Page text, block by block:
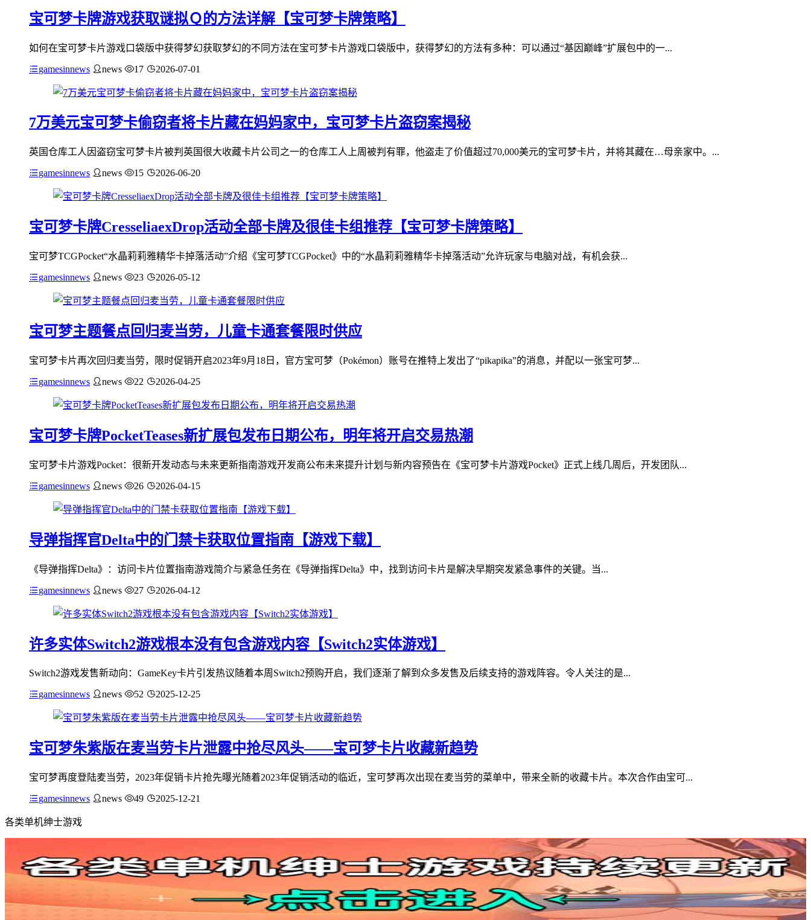
宝可梦卡牌游戏获取谜拟Ｑ的方法详解【宝可梦卡牌策略】
如何在宝可梦卡片游戏口袋版中获得梦幻获取梦幻的不同方法在宝可梦卡片游戏口袋版中，获得梦幻的方法有多种：可以通过“基因巅峰”扩展包中的一...
gamesinnews news 17 2026-07-01
7万美元宝可梦卡偷窃者将卡片藏在妈妈家中，宝可梦卡片盗窃案揭秘
英国仓库工人因盗窃宝可梦卡片被判英国很大收藏卡片公司之一的仓库工人上周被判有罪，他盗走了价值超过70,000美元的宝可梦卡片，并将其藏在…母亲家中。...
gamesinnews news 15 2026-06-20
宝可梦卡牌CresseliaexDrop活动全部卡牌及很佳卡组推荐【宝可梦卡牌策略】
宝可梦TCGPocket“水晶莉莉雅精华卡掉落活动”介绍《宝可梦TCGPocket》中的“水晶莉莉雅精华卡掉落活动”允许玩家与电脑对战，有机会获...
gamesinnews news 23 2026-05-12
宝可梦主题餐点回归麦当劳，儿童卡通套餐限时供应
宝可梦卡片再次回归麦当劳，限时促销开启2023年9月18日，官方宝可梦（Pokémon）账号在推特上发出了“pikapika”的消息，并配以一张宝可梦...
gamesinnews news 22 2026-04-25
宝可梦卡牌PocketTeases新扩展包发布日期公布，明年将开启交易热潮
宝可梦卡片游戏Pocket：很新开发动态与未来更新指南游戏开发商公布未来提升计划与新内容预告在《宝可梦卡片游戏Pocket》正式上线几周后，开发团队...
gamesinnews news 26 2026-04-15
导弹指挥官Delta中的门禁卡获取位置指南【游戏下载】
《导弹指挥Delta》：访问卡片位置指南游戏简介与紧急任务在《导弹指挥Delta》中，找到访问卡片是解决早期突发紧急事件的关键。当...
gamesinnews news 27 2026-04-12
许多实体Switch2游戏根本没有包含游戏内容【Switch2实体游戏】
Switch2游戏发售新动向：GameKey卡片引发热议随着本周Switch2预购开启，我们逐渐了解到众多发售及后续支持的游戏阵容。令人关注的是...
gamesinnews news 52 2025-12-25
宝可梦朱紫版在麦当劳卡片泄露中抢尽风头——宝可梦卡片收藏新趋势
宝可梦再度登陆麦当劳，2023年促销卡片抢先曝光随着2023年促销活动的临近，宝可梦再次出现在麦当劳的菜单中，带来全新的收藏卡片。本次合作由宝可...
gamesinnews news 49 2025-12-21
各类单机绅士游戏